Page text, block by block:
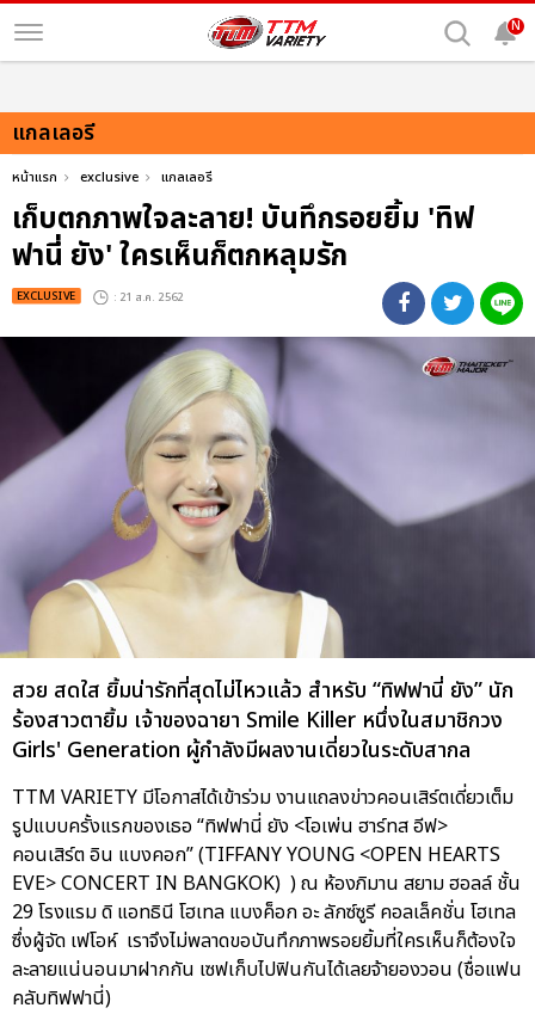
N
แกลเลอรี
หน้าแรก exclusive แกลเลอรี
เก็บตกภาพใจละลาย! บันทึกรอยยิ้ม 'ทิฟ
ฟานี่ ยัง' ใครเห็นก็ตกหลุมรัก
EXCLUSIVE : 21 ส.ค. 2562
สวย สดใส ยิ้มน่ารักที่สุดไม่ไหวแล้ว สำหรับ “ทิฟฟานี่ ยัง” นัก
ร้องสาวตายิ้ม เจ้าของฉายา Smile Killer หนึ่งในสมาชิกวง
Girls' Generation ผู้กำลังมีผลงานเดี่ยวในระดับสากล
TTM VARIETY มีโอกาสได้เข้าร่วม งานแถลงข่าวคอนเสิร์ตเดี่ยวเต็ม
รูปแบบครั้งแรกของเธอ “ทิฟฟานี่ ยัง <โอเพ่น ฮาร์ทส อีฟ>
คอนเสิร์ต อิน แบงคอก” (TIFFANY YOUNG <OPEN HEARTS
EVE> CONCERT IN BANGKOK) ) ณ ห้องภิมาน สยาม ฮอลล์ ชั้น
29 โรงแรม ดิ แอทธินี โฮเทล แบงค็อก อะ ลักซ์ซูรี คอลเล็คชั่น โฮเทล
ซึ่งผู้จัด เฟโอห์ เราจึงไม่พลาดขอบันทึกภาพรอยยิ้มที่ใครเห็นก็ต้องใจ
ละลายแน่นอนมาฝากกัน เซฟเก็บไปฟินกันได้เลยจ้ายองวอน (ชื่อแฟน
คลับทิฟฟานี่)